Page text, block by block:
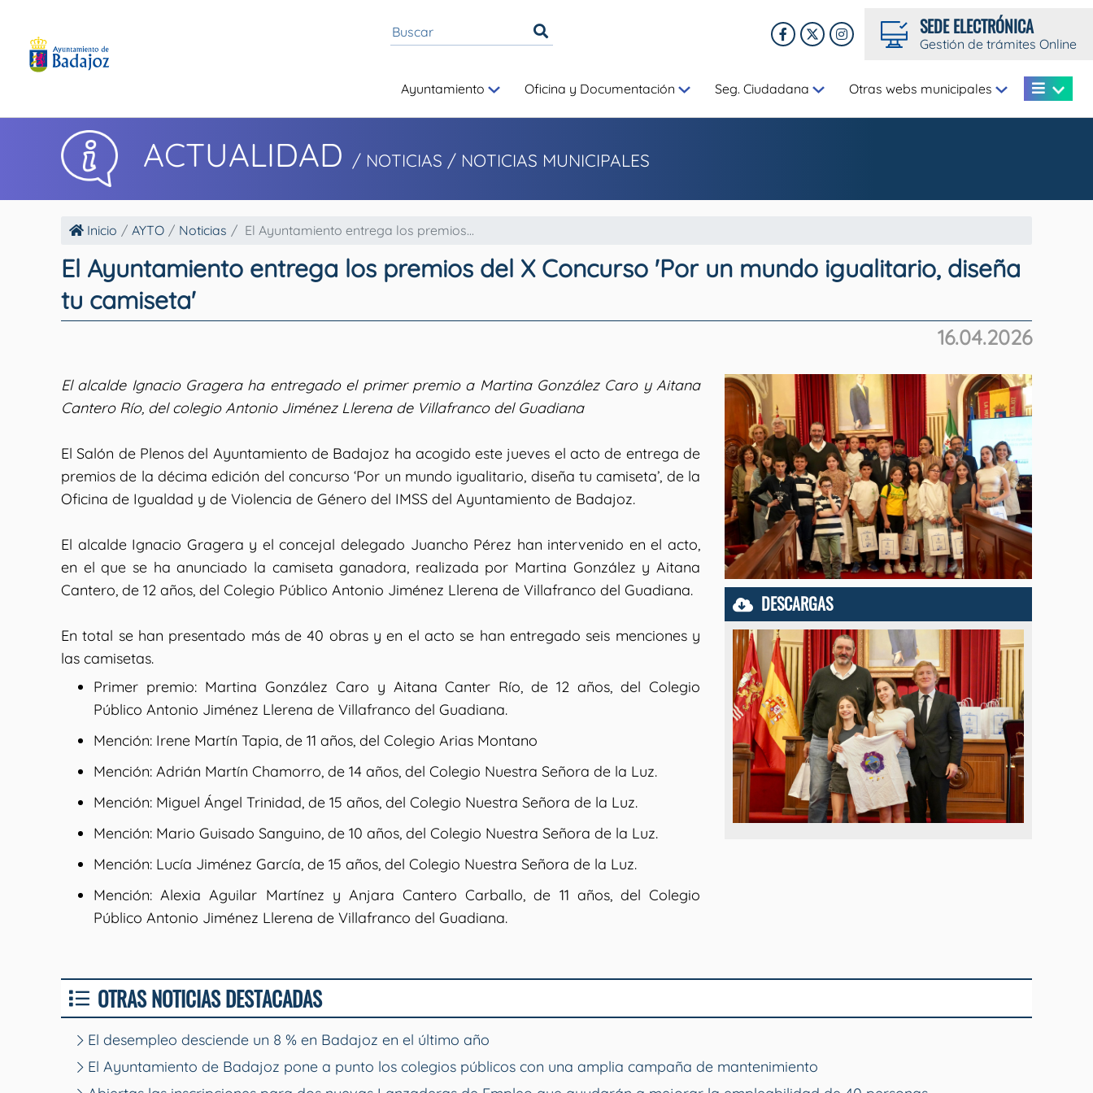
SEDE ELECTRÓNICA
Gestión de trámites Online
Ayuntamiento Oficina y Documentación Seg. Ciudadana Otras webs municipales
ACTUALIDAD / NOTICIAS / NOTICIAS MUNICIPALES
Inicio AYTO Noticias El Ayuntamiento entrega los premios...
El Ayuntamiento entrega los premios del X Concurso 'Por un mundo igualitario, diseña
tu camiseta'
16.04.2026
El alcalde Ignacio Gragera ha entregado el primer premio a Martina González Caro y Aitana
Cantero Río, del colegio Antonio Jiménez Llerena de Villafranco del Guadiana
El Salón de Plenos del Ayuntamiento de Badajoz ha acogido este jueves el acto de entrega de
premios de la décima edición del concurso ‘Por un mundo igualitario, diseña tu camiseta’, de la
Oficina de Igualdad y de Violencia de Género del IMSS del Ayuntamiento de Badajoz.
El alcalde Ignacio Gragera y el concejal delegado Juancho Pérez han intervenido en el acto,
en el que se ha anunciado la camiseta ganadora, realizada por Martina González y Aitana
Cantero, de 12 años, del Colegio Público Antonio Jiménez Llerena de Villafranco del Guadiana.
En total se han presentado más de 40 obras y en el acto se han entregado seis menciones y
las camisetas.
Primer premio: Martina González Caro y Aitana Canter Río, de 12 años, del Colegio
Público Antonio Jiménez Llerena de Villafranco del Guadiana.
Mención: Irene Martín Tapia, de 11 años, del Colegio Arias Montano
Mención: Adrián Martín Chamorro, de 14 años, del Colegio Nuestra Señora de la Luz.
Mención: Miguel Ángel Trinidad, de 15 años, del Colegio Nuestra Señora de la Luz.
Mención: Mario Guisado Sanguino, de 10 años, del Colegio Nuestra Señora de la Luz.
Mención: Lucía Jiménez García, de 15 años, del Colegio Nuestra Señora de la Luz.
Mención: Alexia Aguilar Martínez y Anjara Cantero Carballo, de 11 años, del Colegio
Público Antonio Jiménez Llerena de Villafranco del Guadiana.
DESCARGAS
OTRAS NOTICIAS DESTACADAS
El desempleo desciende un 8 % en Badajoz en el último año
El Ayuntamiento de Badajoz pone a punto los colegios públicos con una amplia campaña de mantenimiento